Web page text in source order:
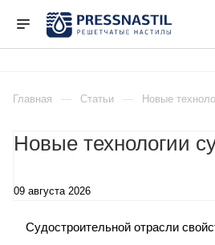
Главная Статьи Новые
Новые технологии
09 августа 2026
Судостроительной отрасли